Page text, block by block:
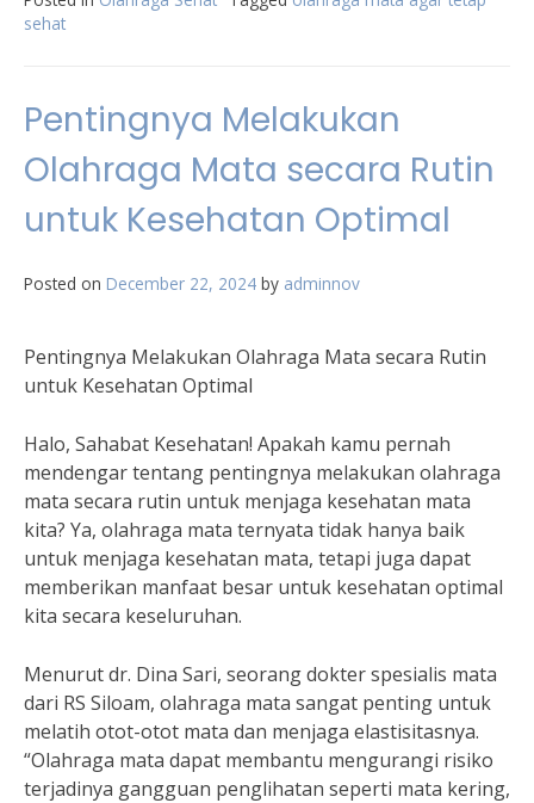
sehat
Pentingnya Melakukan
Olahraga Mata secara Rutin
untuk Kesehatan Optimal
Posted on December 22, 2024 by adminnov
Pentingnya Melakukan Olahraga Mata secara Rutin
untuk Kesehatan Optimal
Halo, Sahabat Kesehatan! Apakah kamu pernah
mendengar tentang pentingnya melakukan olahraga
mata secara rutin untuk menjaga kesehatan mata
kita? Ya, olahraga mata ternyata tidak hanya baik
untuk menjaga kesehatan mata, tetapi juga dapat
memberikan manfaat besar untuk kesehatan optimal
kita secara keseluruhan.
Menurut dr. Dina Sari, seorang dokter spesialis mata
dari RS Siloam, olahraga mata sangat penting untuk
melatih otot-otot mata dan menjaga elastisitasnya.
“Olahraga mata dapat membantu mengurangi risiko
terjadinya gangguan penglihatan seperti mata kering,